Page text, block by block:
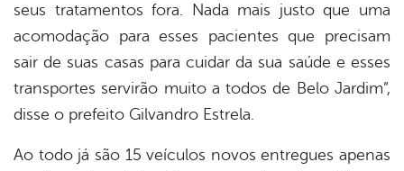
seus tratamentos fora. Nada mais justo que uma
acomodação para esses pacientes que precisam
sair de suas casas para cuidar da sua saúde e esses
transportes servirão muito a todos de Belo Jardim”,
disse o prefeito Gilvandro Estrela.
Ao todo já são 15 veículos novos entregues apenas